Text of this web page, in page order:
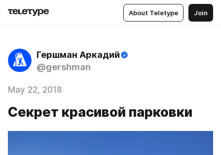
About Teletype Join
Гершман Аркадий
@gershman
May 22, 2018
Секрет красивой парковки